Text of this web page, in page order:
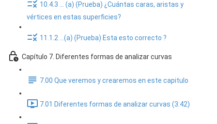
10.4.3 ... (a) (Prueba) ¿Cuántas caras, aristas y
vértices en estas superficies?
11.1.2 ...(a) (Prueba) Esta esto correcto ?
Capítulo 7. Diferentes formas de analizar curvas
7.00 Que veremos y crearemos en este capitulo
7.01 Diferentes formas de analizar curvas (3:42)